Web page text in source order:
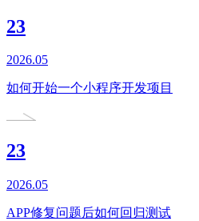
23
2026.05
如何开始一个小程序开发项目
23
2026.05
APP修复问题后如何回归测试